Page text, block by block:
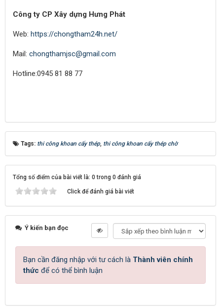
Công ty CP Xây dựng Hưng Phát
Web: https://chongtham24h.net/
Mail: chongthamjsc@gmail.com
Hotline:0945 81 88 77
Tags: thi công khoan cấy thép, thi công khoan cấy thép chờ
Tổng số điểm của bài viết là: 0 trong 0 đánh giá
Click để đánh giá bài viết
Ý kiến bạn đọc
Bạn cần đăng nhập với tư cách là Thành viên chính
thức để có thể bình luận